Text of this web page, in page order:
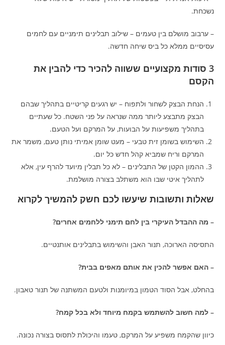
נשכחת.
– ערבוב מושלם בין טעמים – שילוב תבלינים תימניים עם לחמים
עסיסיים ממלא כל ביס שיחה חדשה.
3 סודות מקצועיים ששווה להכיר כדי להבין את
הקסם
הנחת הבצק לשחור ולתפוח – יש רגעים קריטיים בתהליך שבהם
הבצק מתבצע ליותר ממה שנראה על פני השטח. כל שעתיים
בתהליך משפיעות על הבועות, על המרקם ועל הטעם.
השימוש בשומן זית טבעי – מעט שומן אמיתי נותן טעם, משמר את
המרקם וריח שמביא קהל חדש כל יום.
ההמון הקטן של התבלינים – לא כל תבלין מיועד להרף עין, אלא
לתהליך איטי שבו הוא משתלב בצורה מושלמת.
שאלות ותשובות שיעשו לכם חשק להמשיך לקרוא
– מה ההבדל העיקרי בין לחם תימני ללחמים אחרים?
התסיסה הארוכה, תנור האבן והשימוש בתבלינים אותנטיים.
– האם אפשר להכין את אותם מאפים בבית?
בהחלט, אבל הסוד הטמון במיומנות ולטעם המשתנה של תנור טאבון.
– למה חשוב להשתמש בקמח מיוחד ולא בכל קמח?
כיוון שהקמח משפיע על המרקם, טעמו והיכולת לתסוס בצורה נכונה.